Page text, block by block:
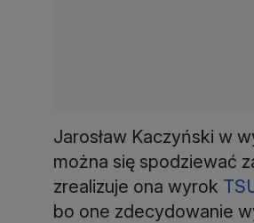
Jarosław Kaczyński w
można się spodziewać
zrealizuje ona wyrok
bo one zdecydowanie